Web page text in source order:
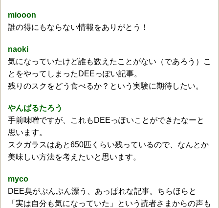
miooon
誰の得にもならない情報をありがとう！
naoki
気になっていたけど誰も数えたことがない（であろう）こ
とをやってしまったDEEっぽい記事。
残りのスクをどう食べるか？という実験に期待したい。
やんばるたろう
手前味噌ですが、これもDEEっぽいことができたなーと
思います。
スクガラスはあと650匹くらい残っているので、なんとか
美味しい方法を考えたいと思います。
myco
DEE臭がぷんぷん漂う、あっぱれな記事。ちらほらと
「実は自分も気になっていた」という読者さまからの声も